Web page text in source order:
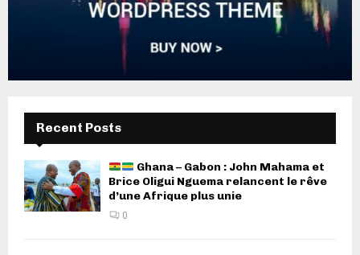
Recent Posts
Ghana – Gabon : John Mahama et
Brice Oligui Nguema relancent le rêve
d’une Afrique plus unie
0